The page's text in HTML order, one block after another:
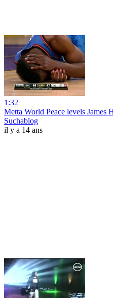
1:32
Metta World Peace levels James
Suchablog
il y a 14 ans